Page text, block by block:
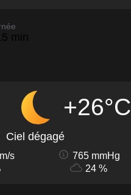
min
+26°C
Ciel dégagé
s
765 mmHg
24 %